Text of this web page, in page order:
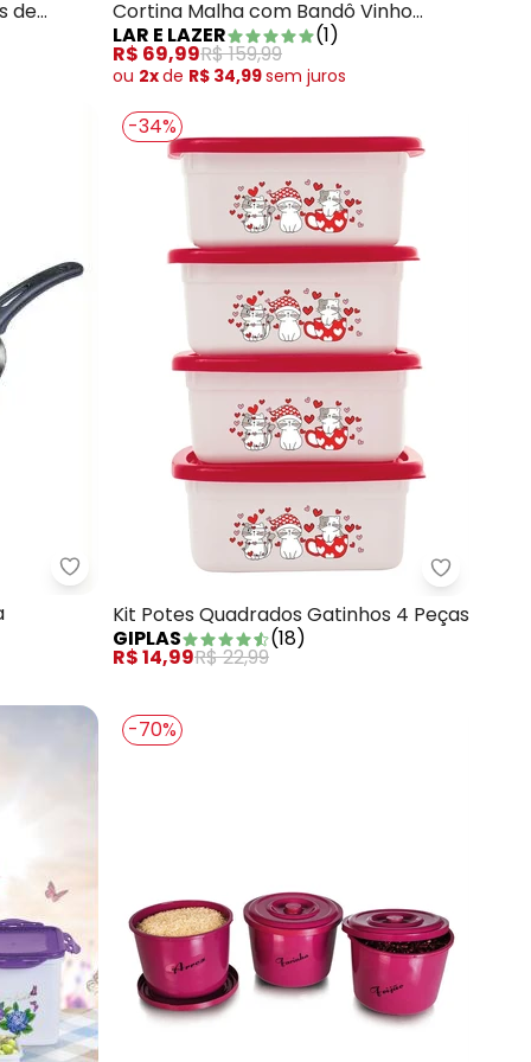
de
Cortina Malha com Bandô Vinho
300x230 cm
LAR E LAZER (1)
R$ 69,99R$ 159,99
ou 2xde R$ 34,99sem juros
Rosa Casal 3 Peças
Martinazzo - Frigideira Francesa Nº 24 Aa
-34%
Giplas -
Kit Potes Quadrados Gatinhos 4 Peças
GIPLAS
(18)
R$ 14,99R$ 22,99
-70%